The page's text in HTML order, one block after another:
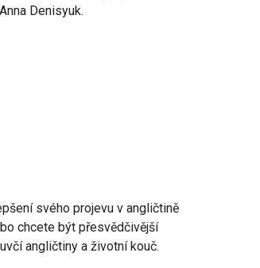
Denisyuk.
svého projevu v angličtině
chcete být přesvědčivější
angličtiny a životní kouč.